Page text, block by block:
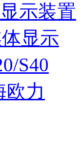
示装置
显示
S40
欧力